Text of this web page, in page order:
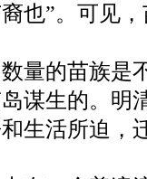
也”。可见
量的苗族是
谋生的。明
生活所迫，